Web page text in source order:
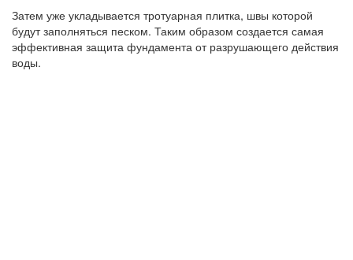
Затем уже укладывается тротуарная плитка, швы которой
будут заполняться песком. Таким образом создается самая
эффективная защита фундамента от разрушающего действия
воды.